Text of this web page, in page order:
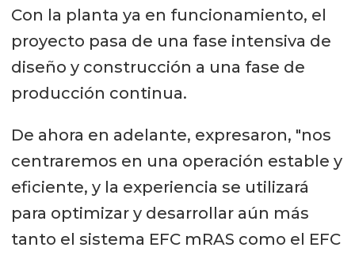
Con la planta ya en funcionamiento, el
proyecto pasa de una fase intensiva de
diseño y construcción a una fase de
producción continua.
De ahora en adelante, expresaron, "nos
centraremos en una operación estable y
eficiente, y la experiencia se utilizará
para optimizar y desarrollar aún más
tanto el sistema EFC mRAS como el EFC